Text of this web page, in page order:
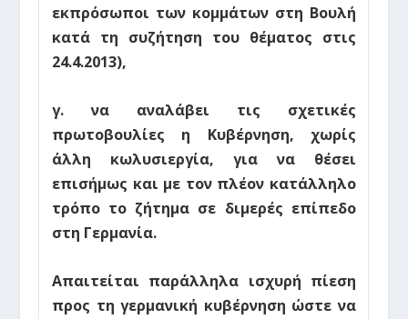
εκπρόσωποι των κομμάτων στη Βουλή
κατά τη συζήτηση του θέματος στις
24.4.2013),
γ. να αναλάβει τις σχετικές
πρωτοβουλίες η Κυβέρνηση, χωρίς
άλλη κωλυσιεργία, για να θέσει
επισήμως και με τον πλέον κατάλληλο
τρόπο το ζήτημα σε διμερές επίπεδο
στη Γερμανία.
Απαιτείται παράλληλα ισχυρή πίεση
προς τη γερμανική κυβέρνηση ώστε να